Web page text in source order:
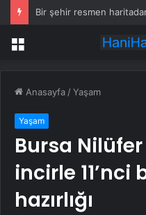
Bir şehir resmen
Menü
Anasayfa /Yaşam
Yaşam
Bursa
incirle 11’nci
hazırlığı